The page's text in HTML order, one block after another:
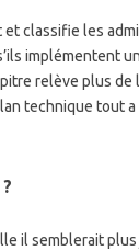
et classifie les
implémentent
relève plus
technique tout
il semblerait